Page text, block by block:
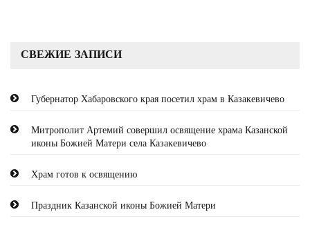
СВЕЖИЕ ЗАПИСИ
Губернатор Хабаровского края посетил храм в Казакевичево
Митрополит Артемий совершил освящение храма Казанской
иконы Божией Матери села Казакевичево
Храм готов к освящению
Праздник Казанской иконы Божией Матери